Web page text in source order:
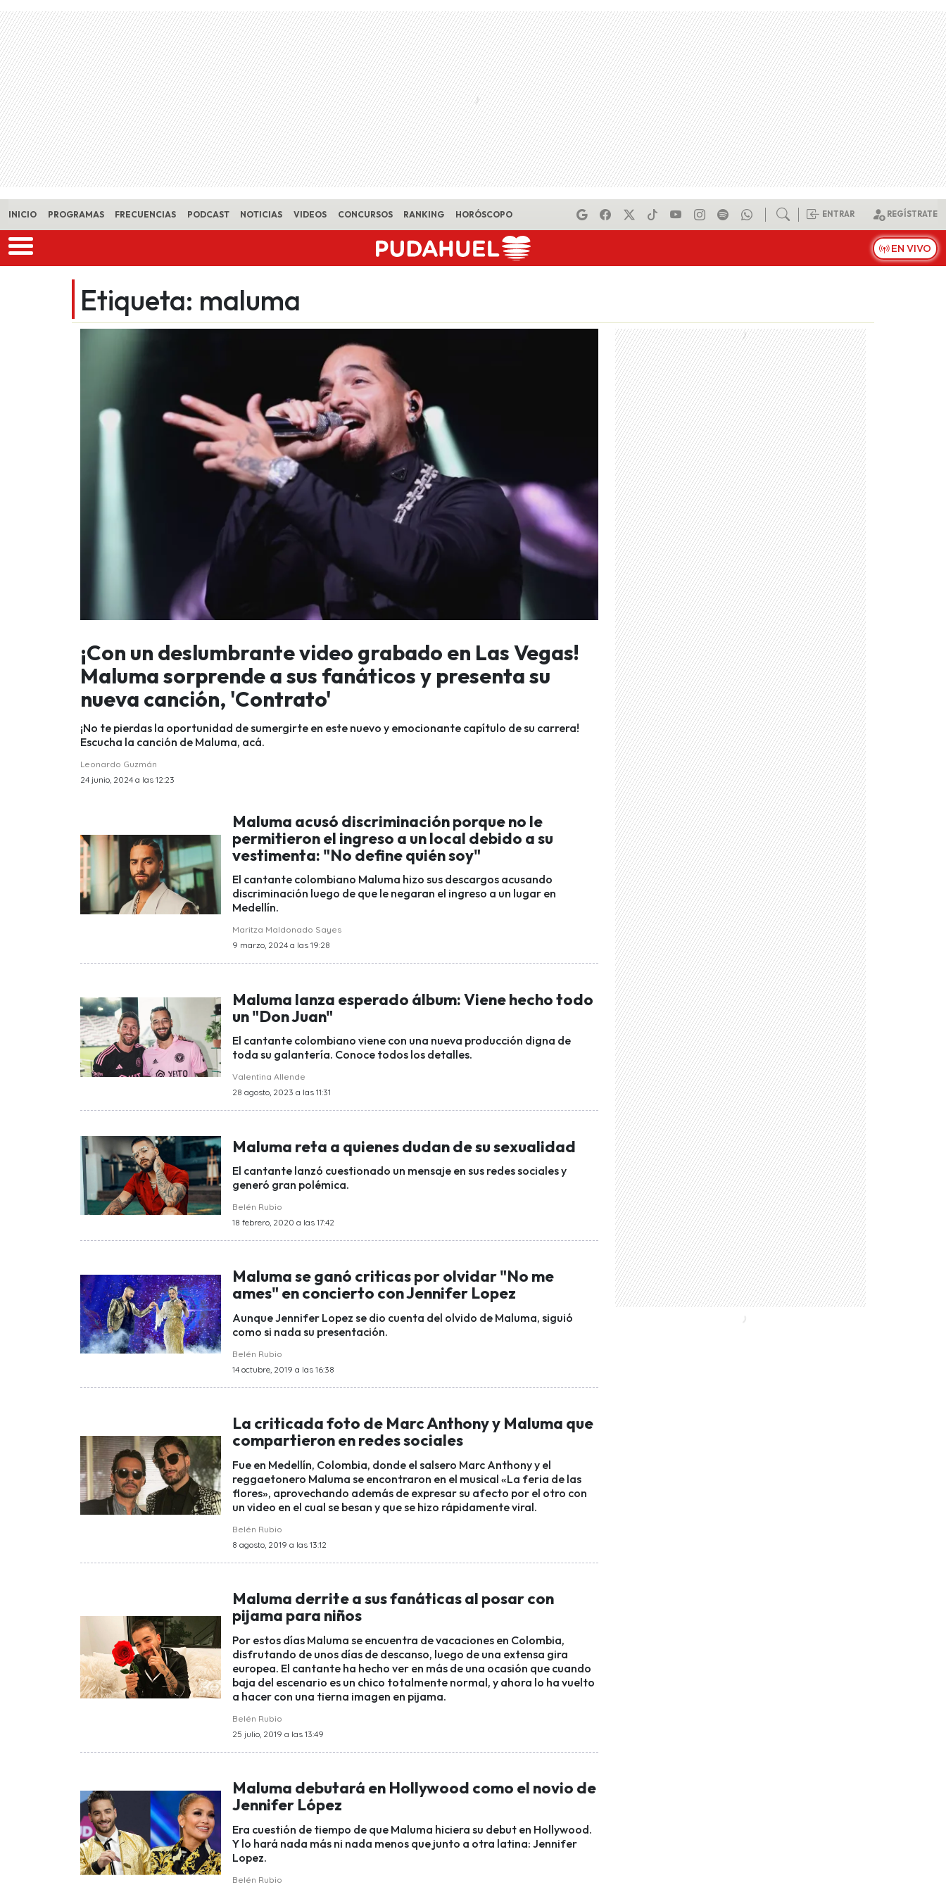
Skip to main content
INICIO PROGRAMAS FRECUENCIAS PODCAST NOTICIAS VIDEOS CONCURSOS RANKING HORÓSCOPO ENTRAR REGÍSTRATE
EN VIVO
Etiqueta: maluma
¡Con un deslumbrante video grabado en Las Vegas!
Maluma sorprende a sus fanáticos y presenta su
nueva canción, 'Contrato'
¡No te pierdas la oportunidad de sumergirte en este nuevo y emocionante capítulo de su carrera!
Escucha la canción de Maluma, acá.
Leonardo Guzmán
24 junio, 2024 a las 12:23
Maluma acusó discriminación porque no le
permitieron el ingreso a un local debido a su
vestimenta: "No define quién soy"
El cantante colombiano Maluma hizo sus descargos acusando
discriminación luego de que le negaran el ingreso a un lugar en
Medellín.
Maritza Maldonado Sayes
9 marzo, 2024 a las 19:28
Maluma lanza esperado álbum: Viene hecho todo
un "Don Juan"
El cantante colombiano viene con una nueva producción digna de
toda su galantería. Conoce todos los detalles.
Valentina Allende
28 agosto, 2023 a las 11:31
Maluma reta a quienes dudan de su sexualidad
El cantante lanzó cuestionado un mensaje en sus redes sociales y
generó gran polémica.
Belén Rubio
18 febrero, 2020 a las 17:42
Maluma se ganó criticas por olvidar "No me
ames" en concierto con Jennifer Lopez
Aunque Jennifer Lopez se dio cuenta del olvido de Maluma, siguió
como si nada su presentación.
Belén Rubio
14 octubre, 2019 a las 16:38
La criticada foto de Marc Anthony y Maluma que
compartieron en redes sociales
Fue en Medellín, Colombia, donde el salsero Marc Anthony y el
reggaetonero Maluma se encontraron en el musical «La feria de las
flores», aprovechando además de expresar su afecto por el otro con
un video en el cual se besan y que se hizo rápidamente viral.
Belén Rubio
8 agosto, 2019 a las 13:12
Maluma derrite a sus fanáticas al posar con
pijama para niños
Por estos días Maluma se encuentra de vacaciones en Colombia,
disfrutando de unos días de descanso, luego de una extensa gira
europea. El cantante ha hecho ver en más de una ocasión que cuando
baja del escenario es un chico totalmente normal, y ahora lo ha vuelto
a hacer con una tierna imagen en pijama.
Belén Rubio
25 julio, 2019 a las 13:49
Maluma debutará en Hollywood como el novio de
Jennifer López
Era cuestión de tiempo de que Maluma hiciera su debut en Hollywood.
Y lo hará nada más ni nada menos que junto a otra latina: Jennifer
Lopez.
Belén Rubio